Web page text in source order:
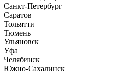
Санкт-Петербург
Саратов
Тольятти
Тюмень
Ульяновск
Уфа
Челябинск
Южно-Сахалинск